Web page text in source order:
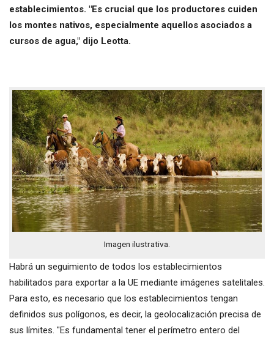
establecimientos. "Es crucial que los productores cuiden
los montes nativos, especialmente aquellos asociados a
cursos de agua," dijo Leotta.
Imagen ilustrativa.
Habrá un seguimiento de todos los establecimientos
habilitados para exportar a la UE mediante imágenes satelitales.
Para esto, es necesario que los establecimientos tengan
definidos sus polígonos, es decir, la geolocalización precisa de
sus límites. "Es fundamental tener el perímetro entero del